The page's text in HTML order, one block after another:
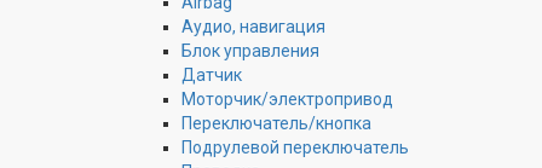
Аудио, навигация
Блок управления
Датчик
Моторчик/электропривод
Переключатель/кнопка
Подрулевой переключатель